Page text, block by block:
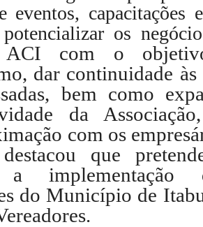
eventos, capacitações
os
ACI com o
dar continuidade às
bem como
da
com os
que
a
do Município de